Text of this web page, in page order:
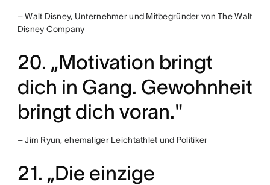
– Walt Disney, Unternehmer und Mitbegründer von The Walt
Disney Company
20. „Motivation bringt
dich in Gang. Gewohnheit
bringt dich voran."
– Jim Ryun, ehemaliger Leichtathlet und Politiker
21. „Die einzige